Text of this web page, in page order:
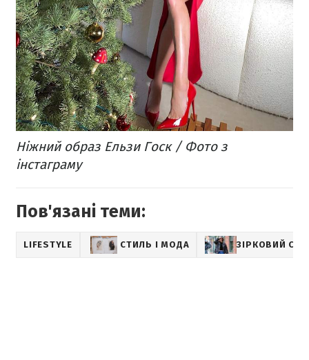
Ніжний образ Ельзи Госк / Фото з
інстаграму
Пов'язані теми:
LIFESTYLE СТИЛЬ І МОДА ЗІРКОВИЙ